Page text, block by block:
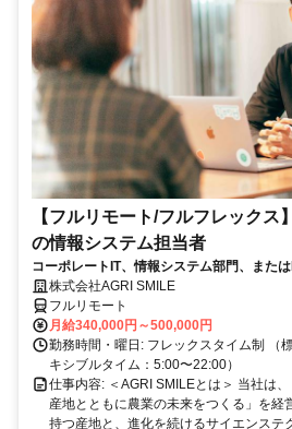
【フルリモート/フルフレックス
の情報システム担当者
コーポレートIT、情報システム部門、また
方、大歓迎！
株式会社AGRI SMILE
フルリモート
月給340,000円～500,000円
勤務時間・曜日: フレックスタイム制 （
キシブルタイム：5:00〜22:00）
仕事内容: ＜AGRI SMILEとは＞ 当社は、
産地とともに農業の未来をつくる」を経
持つ産地と、進化を続けるサイエンステ